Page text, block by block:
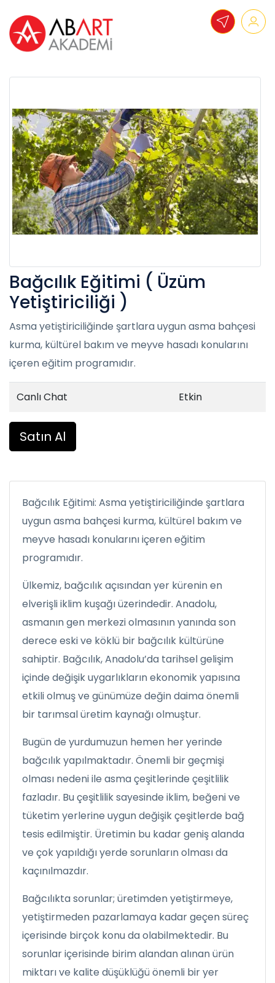
Bağcılık Eğitimi ( Üzüm
Yetiştiriciliği )
Asma yetiştiriciliğinde şartlara uygun asma bahçesi
kurma, kültürel bakım ve meyve hasadı konularını
içeren eğitim programıdır.
Canlı Chat Etkin
Satın Al
Bağcılık Eğitimi: Asma yetiştiriciliğinde şartlara
uygun asma bahçesi kurma, kültürel bakım ve
meyve hasadı konularını içeren eğitim
programıdır.
Ülkemiz, bağcılık açısından yer kürenin en
elverişli iklim kuşağı üzerindedir. Anadolu,
asmanın gen merkezi olmasının yanında son
derece eski ve köklü bir bağcılık kültürüne
sahiptir. Bağcılık, Anadolu’da tarihsel gelişim
içinde değişik uygarlıkların ekonomik yapısına
etkili olmuş ve günümüze değin daima önemli
bir tarımsal üretim kaynağı olmuştur.
Bugün de yurdumuzun hemen her yerinde
bağcılık yapılmaktadır. Önemli bir geçmişi
olması nedeni ile asma çeşitlerinde çeşitlilik
fazladır. Bu çeşitlilik sayesinde iklim, beğeni ve
tüketim yerlerine uygun değişik çeşitlerde bağ
tesis edilmiştir. Üretimin bu kadar geniş alanda
ve çok yapıldığı yerde sorunların olması da
kaçınılmazdır.
Bağcılıkta sorunlar; üretimden yetiştirmeye,
yetiştirmeden pazarlamaya kadar geçen süreç
içerisinde birçok konu da olabilmektedir. Bu
sorunlar içerisinde birim alandan alınan ürün
miktarı ve kalite düşüklüğü önemli bir yer